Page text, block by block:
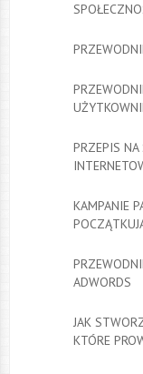
PRZEPIS
KAMPANIE
ADWORDS
JAK
KTÓRE